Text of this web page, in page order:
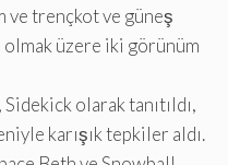
ve trençkot ve güneş
üzere iki görünüm
olarak tanıtıldı,
karışık tepkiler aldı.